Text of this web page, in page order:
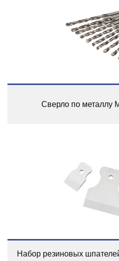
Сверло по металлу
Набор резиновых